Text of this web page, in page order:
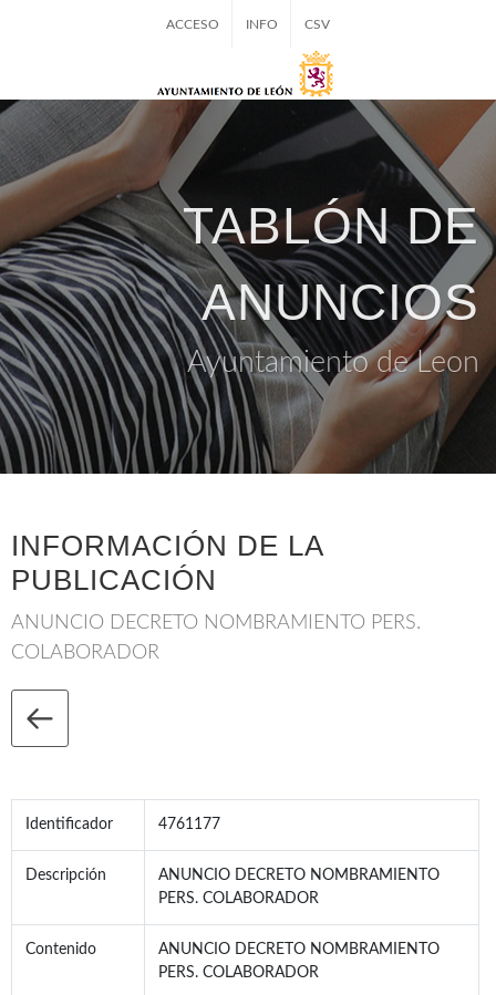
ACCESO INFO CSV
TABLÓN DE
ANUNCIOS
Ayuntamiento de Leon
INFORMACIÓN DE LA
PUBLICACIÓN
ANUNCIO DECRETO NOMBRAMIENTO PERS.
COLABORADOR
Identificador 4761177
Descripción
ANUNCIO DECRETO NOMBRAMIENTO
PERS. COLABORADOR
Contenido
ANUNCIO DECRETO NOMBRAMIENTO
PERS. COLABORADOR